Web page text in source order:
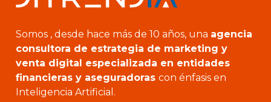
Somos , desde hace más de 10 años, una agencia
consultora de estrategia de marketing y
venta digital especializada en entidades
financieras y aseguradoras con énfasis en
Inteligencia Artificial.